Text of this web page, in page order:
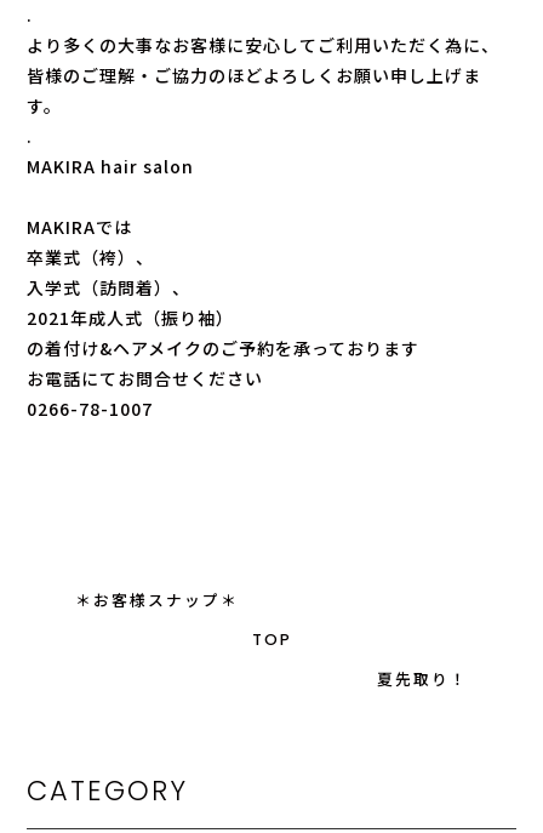
.
より多くの大事なお客様に安心してご利用いただく為に、
皆様のご理解・ご協力のほどよろしくお願い申し上げま
す。
.
MAKIRA hair salon
MAKIRAでは
卒業式（袴）、
入学式（訪問着）、
2021年成人式（振り袖）
の着付け&ヘアメイクのご予約を承っております
お電話にてお問合せください
0266-78-1007
＊お客様スナップ＊
TOP
夏先取り！
CATEGORY